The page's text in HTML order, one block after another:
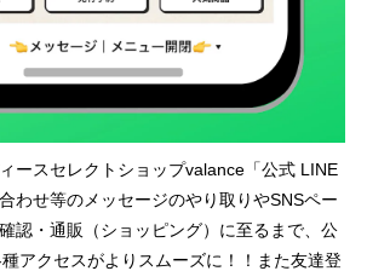
ースセレクトショップvalance「公式 LINE
わせ等のメッセージのやり取りやSNSペー
認・通販（ショッピング）に至るまで、公
アクセスがよりスムーズに！！また友達登